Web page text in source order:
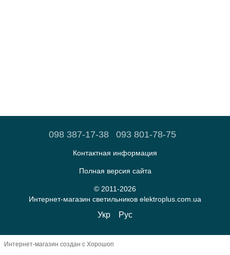
098 387-17-38 093 801-78-75
Контактная информация
Полная версия сайта
© 2011-2026
Интернет-магазин светильников elektroplus.com.ua
Укр Рус
Интернет-магазин создан с Хорошоп